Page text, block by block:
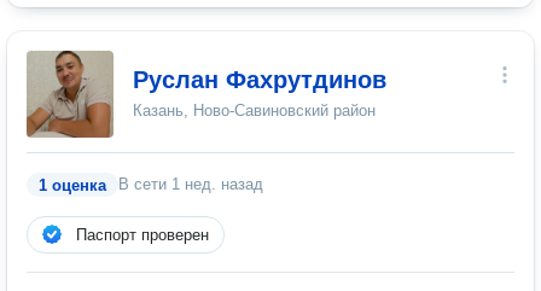
Руслан Фахрутдинов
Казань, Ново-Савиновский район
1 оценка В сети 1 нед. назад
Паспорт проверен